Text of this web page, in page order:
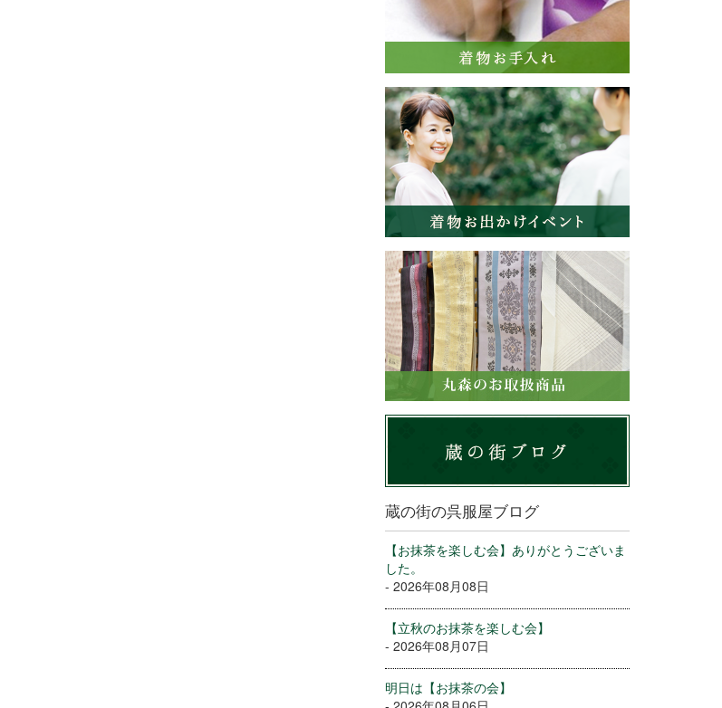
蔵の街の呉服屋ブログ
【お抹茶を楽しむ会】ありがとうございま
した。
- 2026年08月08日
【立秋のお抹茶を楽しむ会】
- 2026年08月07日
明日は【お抹茶の会】